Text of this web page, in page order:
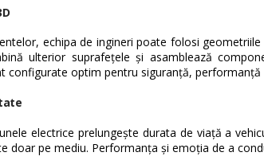
echipa de ingineri poate folosi
ulterior suprafețele și asamblează
configurate optim pentru siguranță, performanță
electrice prelungește durata de viață a
doar pe mediu. Performanța și emoția de a